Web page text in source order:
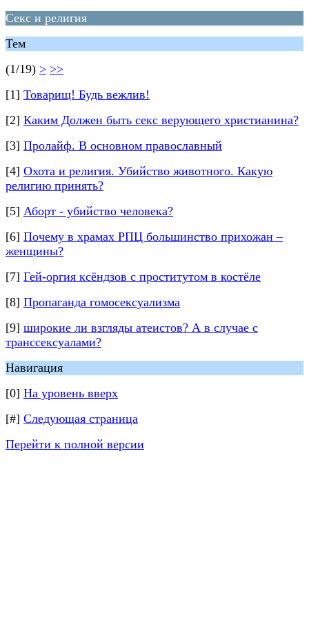
Секс и религия
Тем
(1/19) > >>
[1] Товарищ! Будь вежлив!
[2] Каким Должен быть секс верующего христианина?
[3] Пролайф. В основном православный
[4] Охота и религия. Убийство животного. Какую
религию принять?
[5] Аборт - убийство человека?
[6] Почему в храмах РПЦ большинство прихожан ‒
женщины?
[7] Гей-оргия ксёндзов с проститутом в костёле
[8] Пропаганда гомосексуализма
[9] широкие ли взгляды атеистов? А в случае с
транссексуалами?
Навигация
[0] На уровень вверх
[#] Следующая страница
Перейти к полной версии